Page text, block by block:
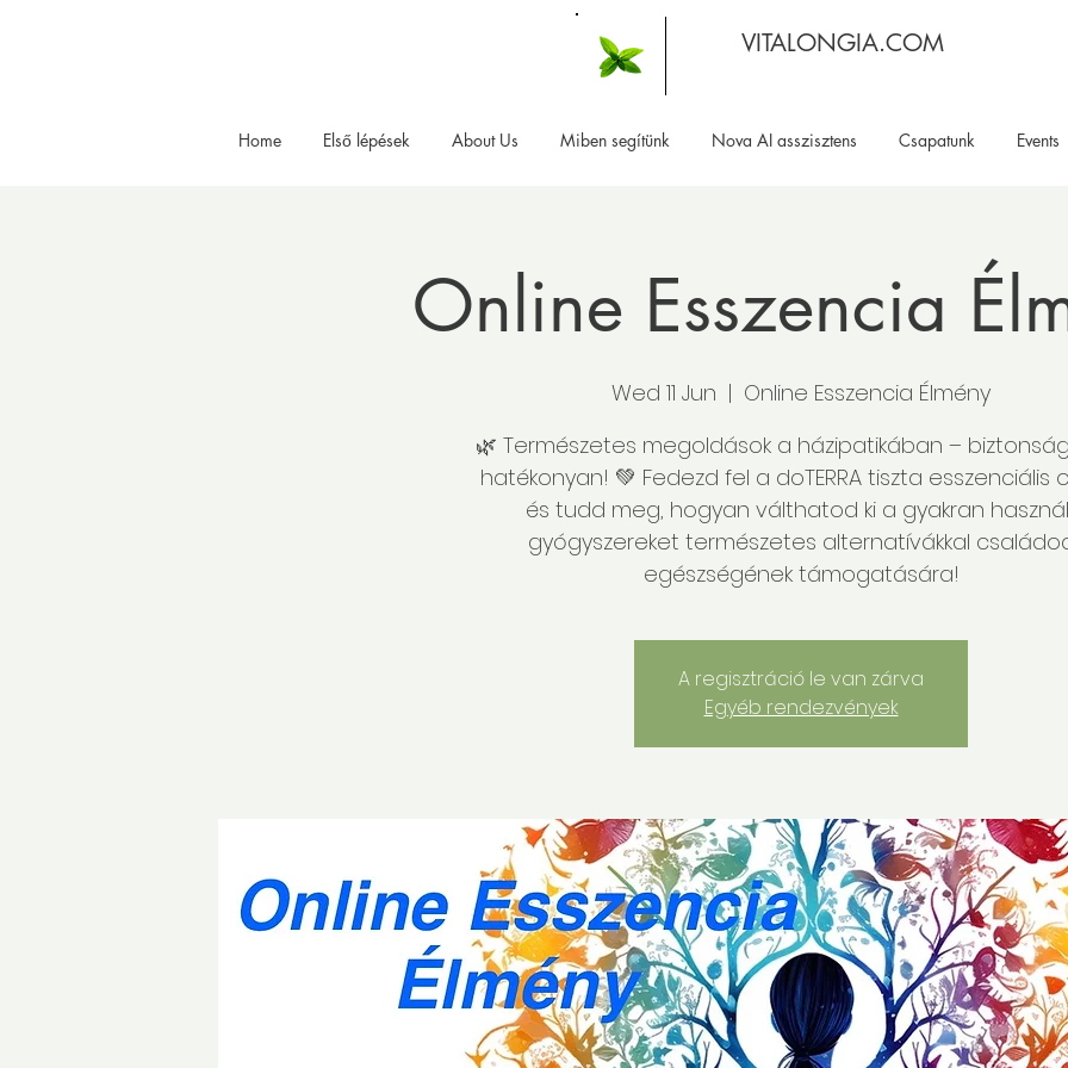
VITALONGIA.COM
Home Első lépések About Us Miben segítünk Nova AI asszisztens Csapatunk Events
Online Esszencia
Wed 11 Jun
  |
Online Esszencia Élmény
🌿 Természetes megoldások a házipatikában –
hatékonyan! 💚 Fedezd fel a doTERRA tiszta esszenciális
és tudd meg, hogyan válthatod ki a gyakran
gyógyszereket természetes alternatívákkal
egészségének támogatására!
A regisztráció le van zárva
Egyéb rendezvények